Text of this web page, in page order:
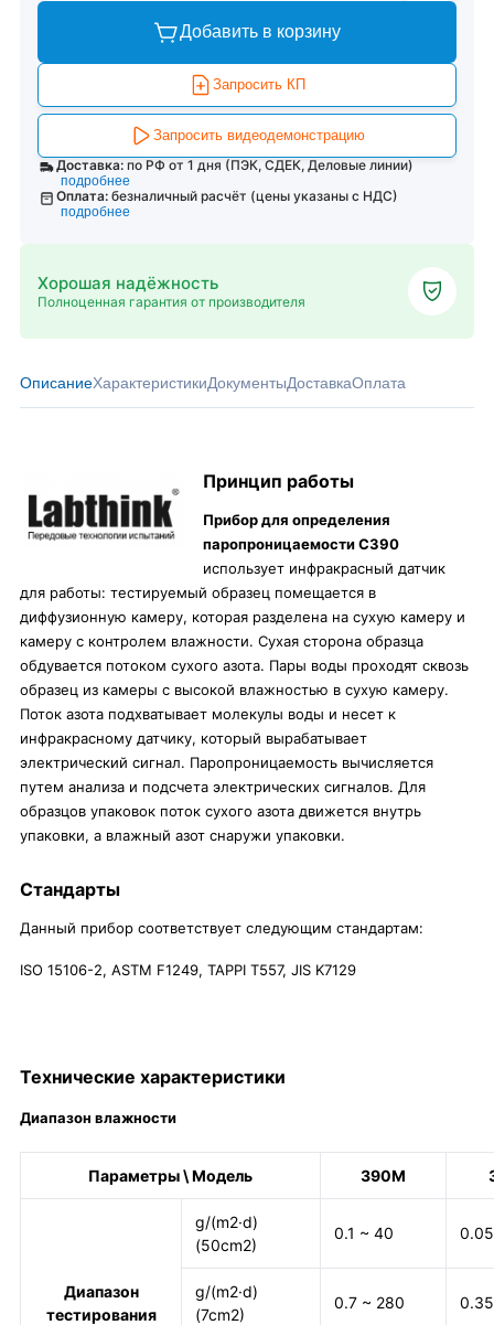
Добавить в корзину
Запросить КП
Запросить видеодемонстрацию
Доставка: по РФ от 1 дня (ПЭК, СДЕК, Деловые линии)
подробнее
Оплата: безналичный расчёт (цены указаны с НДС)
подробнее
Хорошая надёжность
Полноценная гарантия от производителя
ОписаниеХарактеристикиДокументыДоставкаОплата
Принцип работы
Прибор для определения
паропроницаемости C390
использует инфракрасный датчик
для работы: тестируемый образец помещается в
диффузионную камеру, которая разделена на сухую камеру и
камеру с контролем влажности. Сухая сторона образца
обдувается потоком сухого азота. Пары воды проходят сквозь
образец из камеры с высокой влажностью в сухую камеру.
Поток азота подхватывает молекулы воды и несет к
инфракрасному датчику, который вырабатывает
электрический сигнал. Паропроницаемость вычисляется
путем анализа и подсчета электрических сигналов. Для
образцов упаковок поток сухого азота движется внутрь
упаковки, а влажный азот снаружи упаковки.
Стандарты
Данный прибор соответствует следующим стандартам:
ISO 15106-2, ASTM F1249, TAPPI T557, JIS K7129
Технические характеристики
Диапазон влажности
Параметры \ Модель 390M
Диапазон
тестирования
g/(m2·d)
(50cm2)
0.1 ~ 40
g/(m2·d)
(7cm2)
0.7 ~ 280